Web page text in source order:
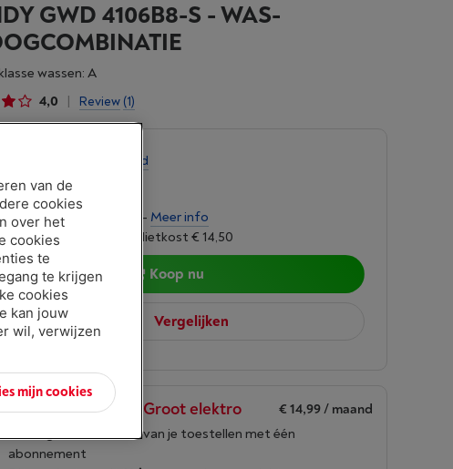
GWD 4106B8-S - WAS-
wassen: A
4,0
| Review (1)
Bekijk voorraad
betalingen van € 51,35 - Meer info
6,24%, Kredietkost € 14,50
Koop nu
Vergelijken
Vanden Borre Life Groot elektro € 14,99/ maand
Verleng de levensduur van je toestellen met één
abonnement
van de
cookies
over het
cookies
te
te krijgen
cookies
kan jouw
wil, verwijzen
mijn cookies